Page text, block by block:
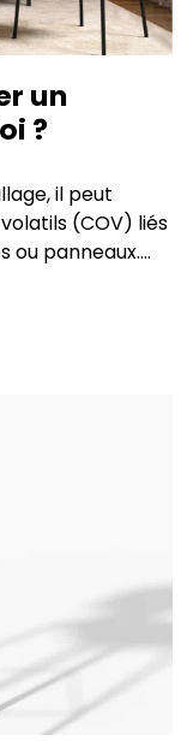
un
?
il peut
(COV) liés
ou panneaux.
de l’air,
Aérer un
l’installation.
Les COV
d’irriter
de tête,
la concentration
fermés. Il